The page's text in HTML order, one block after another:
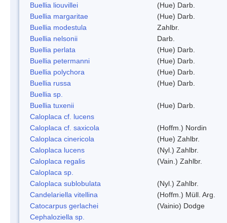
Buellia liouvillei
(Hue) Darb.
Buellia margaritae
(Hue) Darb.
Buellia modestula
Zahlbr.
Buellia nelsonii
Darb.
Buellia perlata
(Hue) Darb.
Buellia petermanni
(Hue) Darb.
Buellia polychora
(Hue) Darb.
Buellia russa
(Hue) Darb.
Buellia sp.
Buellia tuxenii
(Hue) Darb.
Caloplaca cf. lucens
Caloplaca cf. saxicola
(Hoffm.) Nordin
Caloplaca cinericola
(Hue) Zahlbr.
Caloplaca lucens
(Nyl.) Zahlbr.
Caloplaca regalis
(Vain.) Zahlbr.
Caloplaca sp.
Caloplaca sublobulata
(Nyl.) Zahlbr.
Candelariella vitellina
(Hoffm.) Müll. Arg.
Catocarpus gerlachei
(Vainio) Dodge
Cephaloziella sp.